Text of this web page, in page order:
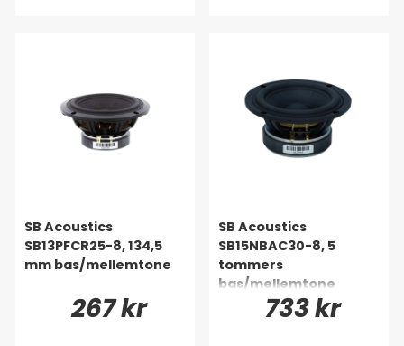
SB Acoustics
SB13PFCR25-8, 134,5
mm bas/mellemtone
267 kr
SB Acoustics
SB15NBAC30-8, 5
tommers
bas/mellemtone
733 kr